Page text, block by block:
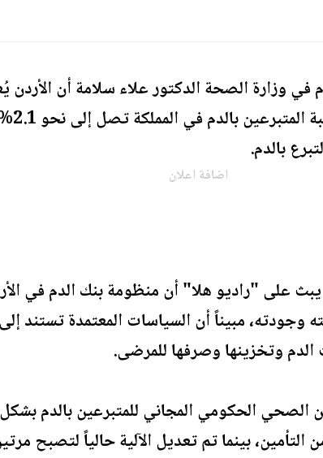
في وزارة الصحة الدكتور علاء سلامة أن
بالدم.
اضافة اعلان
على "راديو هلا" أن منظومة بنك الدم في
وجودته، مبيناً أن السياسات المعتمدة تستند
وتخزينها وصرفها للمرضى.
الصحي الحكومي المجاني للمتبرعين بالدم
بينما تم تعديل الآلية حالياً لتصبح